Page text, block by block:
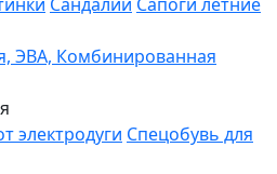
ЭВА, Комбинированная
электродуги Спецобувь для